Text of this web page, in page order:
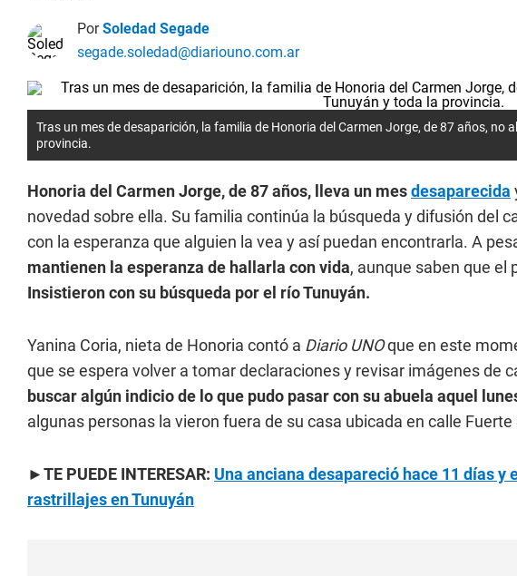
PorSoledad Segade
segade.soledad@diariouno.com.ar
Tras un mes de desaparición, la familia de Honoria del Carmen Jorge, de 87 años, no
provincia.
Honoria del Carmen Jorge, de 87 años, lleva un mesdesaparecida
novedad sobre ella. Su familia continúa la búsqueda y difusión del
con la esperanza que alguien la vea y así puedan encontrarla. A
mantienen la esperanza de hallarla con vida, aunque saben que el
Insistieron con su búsqueda por el río Tunuyán.
Yanina Coria, nieta de Honoria contó a Diario UNOque en este
que se espera volver a tomar declaraciones y revisar imágenes de
buscar algún indicio de lo que pudo pasar con su abuela aquel
algunas personas la vieron fuera de su casa ubicada en calle
►TE PUEDE INTERESAR: Una anciana desapareció hace 11 días y
rastrillajes en Tunuyán